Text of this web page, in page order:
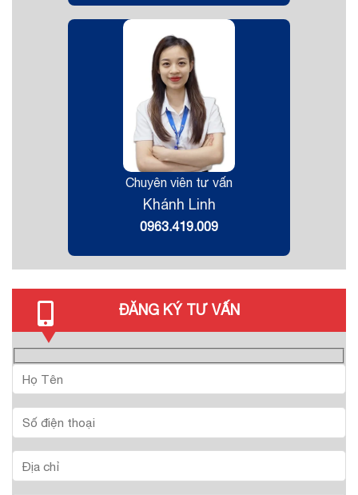
Chuyên viên tư vấn
Khánh Linh
0963.419.009
ĐĂNG KÝ TƯ VẤN